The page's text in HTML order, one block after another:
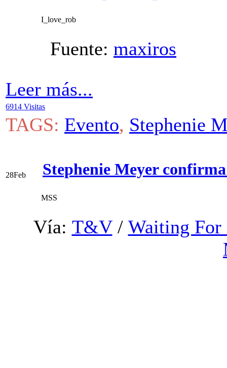
I_love_rob
Fuente: maxiros
Leer más...
6914 Visitas
TAGS: Evento, Stephenie
28Feb Stephenie Meyer
MSS
Vía: T&V/ Waiting